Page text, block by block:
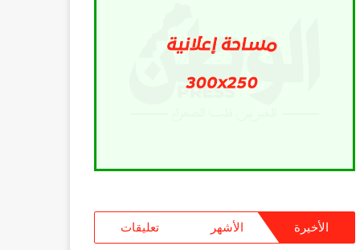
الأخيرة الأشهر تعليقات